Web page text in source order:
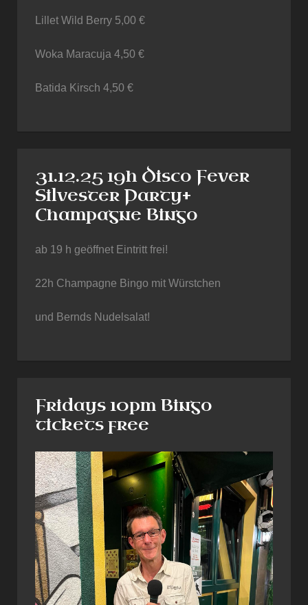
Lillet Wild Berry 5,00 €
Woka Maracuja 4,50 €
Batida Kirsch 4,50 €
31.12.25 19h Disco Fever
Silvester Party+
Champagne Bingo
ab 19 h geöffnet Eintritt frei!
22h Champagne Bingo mit Würstchen
und Bernds Nudelsalat!
Fridays 10pm Bingo
tickets free